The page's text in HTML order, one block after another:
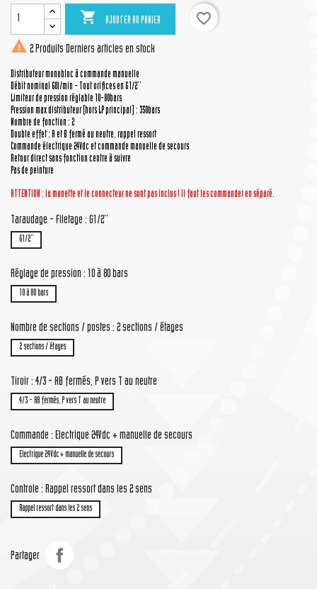
 AJOUTER AU PANIER
favorite_border
 2 Produits Derniers articles en stock
Distributeur monobloc à commande manuelle
Débit nominal 60l/min - Tout orifices en G1/2''
Limiteur de pression réglable 10-80bars
Pression max distributeur (hors LP principal) : 350bars
Nombre de fonction : 2
Double effet : A et B fermé au neutre, rappel ressort
Commande électrique 24Vdc et commande manuelle de secours
Retour direct sans fonction centre à suivre
Pas de peinture
ATTENTION : la manette et le connecteurne sont pas inclus ! Il faut les commander en séparé.
Taraudage - Filetage : G1/2''
G1/2''
Réglage de pression : 10 à 80 bars
10 à 80 bars
Nombre de sections / postes : 2 sections / étages
2 sections / étages
Tiroir : 4/3 - AB fermés, P vers T au neutre
4/3 - AB fermés, P vers T au neutre
Commande : Electrique 24Vdc + manuelle de secours
Electrique 24Vdc + manuelle de secours
Controle : Rappel ressort dans les 2 sens
Rappel ressort dans les 2 sens
Partager